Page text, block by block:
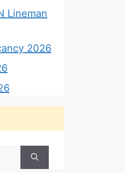
Lineman
2026